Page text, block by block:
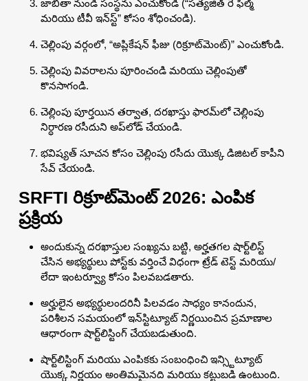
జాబితా నుండి సంస్థను ఎంచుకోండి (“సత్యజిత్ రే ఫిల్మ్
మరియు టీవీ ఇన్‌స్ట్” కోసం శోధించండి).
చెల్లింపు వర్గంలో, “అప్లికేషన్ ఫీజు (రిక్రూట్‌మెంట్)” ఎంచుకోండి.
చెల్లింపు వివరాలను పూరించండి మరియు చెల్లింపుతో
కొనసాగండి.
చెల్లింపు పూర్తయిన తర్వాత, దరఖాస్తు ఫారమ్‌లో చెల్లింపు
నిర్ధారణ రసీదుని అప్‌లోడ్ చేయండి.
భవిష్యత్ సూచన కోసం చెల్లింపు రసీదు యొక్క డిజిటల్ కాపీని
సేవ్ చేయండి.
SRFTI రిక్రూట్‌మెంట్ 2026: ఎంపిక
ప్రక్రియ
అందుకున్న దరఖాస్తుల సంఖ్యను బట్టి, అర్హతగల షార్ట్‌లిస్ట్
చేసిన అభ్యర్థులు పోస్ట్‌కు వర్తించే విధంగా ట్రేడ్ టెస్ట్ మరియు/
లేదా ఇంటర్వ్యూ కోసం పిలవబడతారు.
అర్హులైన అభ్యర్థులందరినీ పిలవడం సాధ్యం కానందున,
పరిశీలన సమయంలో ఇన్‌స్టిట్యూట్ నిర్ణయించిన ప్రమాణాల
ఆధారంగా షార్ట్‌లిస్టింగ్ చేయబడుతుంది.
షార్ట్‌లిస్టింగ్ మరియు ఎంపికకు సంబంధించి ఇన్స్టిట్యూట్
యొక్క నిర్ణయం అంతిమమైనది మరియు కట్టుబడి ఉంటుంది.